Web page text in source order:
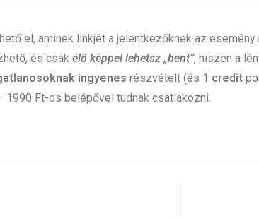
el, aminek linkjét a jelentkezőknek az esemény
és csakélő képpel lehetsz „bent”, hiszen a
ingyenes részvételt (és 1 credit
1990 Ft-os belépővel tudnak csatlakozni.